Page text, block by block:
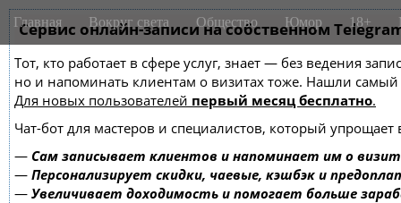
Сервис онлайн-записи на собственном
Тот, кто работает в сфере услуг, знает — без ведения
но и напоминать клиентам о визитах тоже. Нашли
Для новых пользователей первый месяц бесплатно.
Чат-бот для мастеров и специалистов, который упрощает
— Сам записывает клиентов и напоминает им о
— Персонализирует скидки, чаевые, кэшбэк и
— Увеличивает доходимость и помогает больше
M
a
n
m
e
n
u
i
Главная Вокруг света Общество Юмор 18+